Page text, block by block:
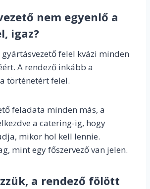
nem egyenlő a
igaz?
felel kvázi minden
A rendező inkább a
történetért felel.
feladata minden más, a
a catering-ig, hogy
mikor hol kell lennie.
mint egy főszervező van jelen.
a rendező fölött